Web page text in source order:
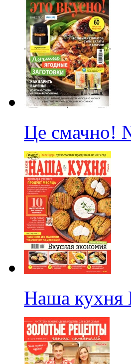
Це смачно!
Наша кухня